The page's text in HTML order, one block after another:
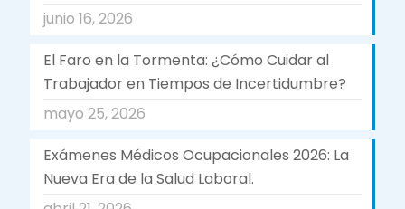
junio 16, 2026
El Faro en la Tormenta: ¿Cómo Cuidar al
Trabajador en Tiempos de Incertidumbre?
mayo 25, 2026
Exámenes Médicos Ocupacionales 2026: La
Nueva Era de la Salud Laboral.